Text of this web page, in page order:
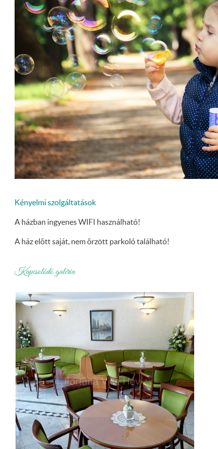
Kényelmi szolgáltatások
A házban ingyenes WIFI használható!
A ház előtt saját, nem őrzött parkoló található!
Kapcsolódó galéria